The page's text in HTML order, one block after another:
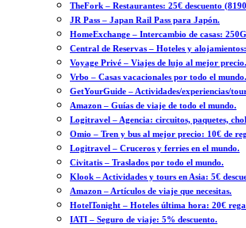
TheFork – Restaurantes: 25€ descuento
JR Pass – Japan Rail Pass para Japón.
HomeExchange – Intercambio de casas:
Central de Reservas – Hoteles y
Voyage Privé – Viajes de lujo al mejor precio.
Vrbo – Casas vacacionales por todo el mundo.
GetYourGuide – Actividades/experiencias/
Amazon – Guías de viaje de todo el mundo.
Logitravel – Agencia: circuitos, paquetes,
Omio – Tren y bus al mejor precio: 10€ de
Logitravel – Cruceros y ferries en el mundo.
Civitatis – Traslados por todo el mundo.
Klook – Actividades y tours en Asia: 5€
Amazon – Artículos de viaje que necesitas.
HotelTonight – Hoteles última hora: 20€
IATI – Seguro de viaje: 5% descuento.